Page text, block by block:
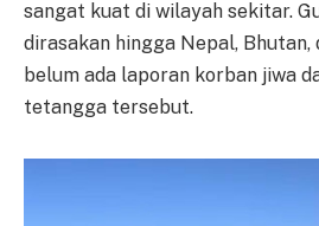
sangat kuat di wilayah sekitar.
dirasakan hingga Nepal, Bhutan,
belum ada laporan korban jiwa
tetangga tersebut.